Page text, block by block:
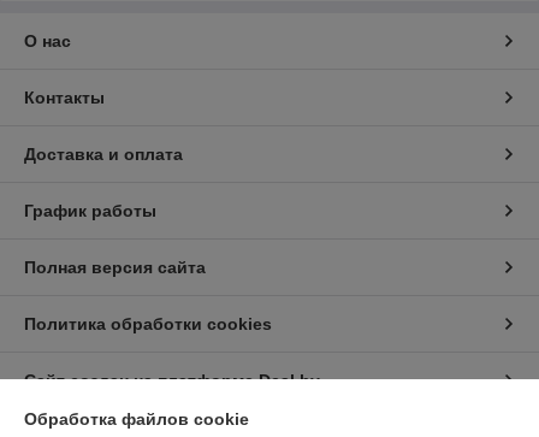
О нас
Контакты
Доставка и оплата
График работы
Полная версия сайта
Политика обработки cookies
Сайт создан на платформе Deal.by
Обработка файлов cookie